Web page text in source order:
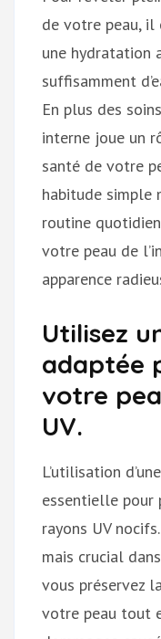
de votre peau,
une hydratation
suffisamment
En plus des
interne joue un
santé de votre
habitude simple
routine
votre peau de
apparence
Utilisez
adaptée
votre
UV.
L’utilisation
essentielle pour
rayons UV
mais crucial
vous préservez
votre peau tout